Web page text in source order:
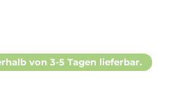
von 3-5 Tagen lieferbar.